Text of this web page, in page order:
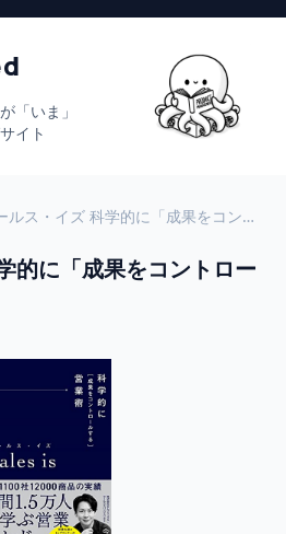
「いま」
イト
セールス・イズ 科学的に「成果をコントロールする」営業術
的に「成果をコントロー